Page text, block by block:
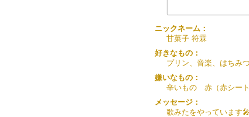
ニックネーム：
甘菓子 符霖
好きなもの：
プリン、音楽、はちみ
嫌いなもの：
辛いもの 赤（赤シート
メッセージ：
歌みたをやっています